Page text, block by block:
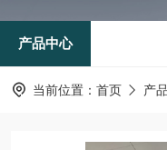
产品中心
当前位置： 首页 产